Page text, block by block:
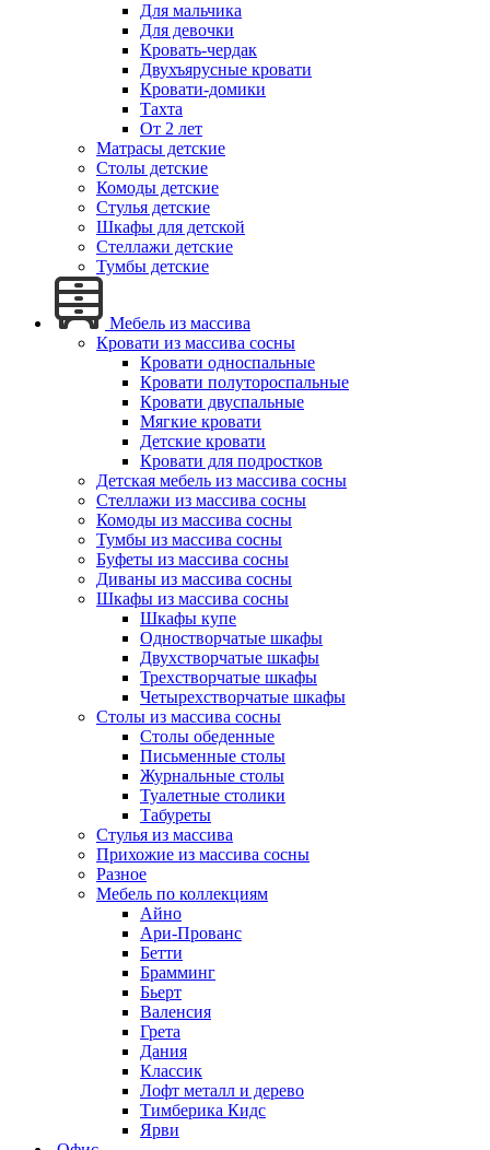
Для мальчика
Для девочки
Кровать-чердак
Двухъярусные кровати
Кровати-домики
Тахта
От 2 лет
Матрасы детские
Столы детские
Комоды детские
Стулья детские
Шкафы для детской
Стеллажи детские
Тумбы детские
Мебель из массива
Кровати из массива сосны
Кровати односпальные
Кровати полутороспальные
Кровати двуспальные
Мягкие кровати
Детские кровати
Кровати для подростков
Детская мебель из массива сосны
Стеллажи из массива сосны
Комоды из массива сосны
Тумбы из массива сосны
Буфеты из массива сосны
Диваны из массива сосны
Шкафы из массива сосны
Шкафы купе
Одностворчатые шкафы
Двухстворчатые шкафы
Трехстворчатые шкафы
Четырехстворчатые шкафы
Столы из массива сосны
Столы обеденные
Письменные столы
Журнальные столы
Туалетные столики
Табуреты
Стулья из массива
Прихожие из массива сосны
Разное
Мебель по коллекциям
Айно
Ари-Прованс
Бетти
Брамминг
Бьерт
Валенсия
Грета
Дания
Классик
Лофт металл и дерево
Тимберика Кидс
Ярви